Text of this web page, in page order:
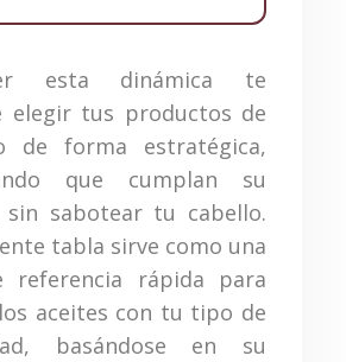
esta dinámica te
elegir tus productos de
de forma estratégica,
que cumplan su
sin sabotear tu cabello.
tabla sirve como una
referencia rápida para
aceites con tu tipo de
basándose en su